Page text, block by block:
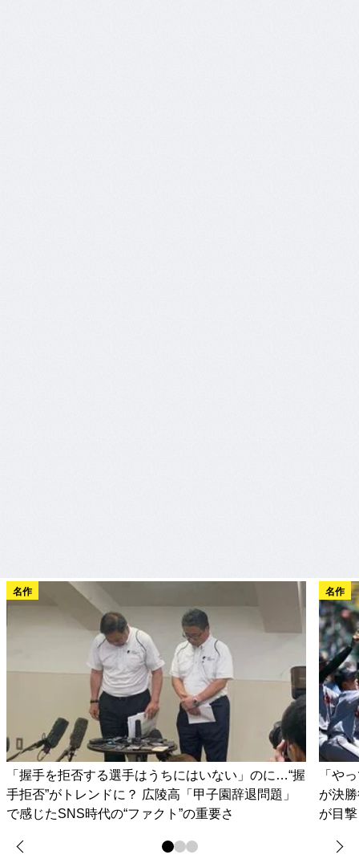
名作
「握手を拒否する選手はうちにはいない」のに…“握
手拒否”がトレンドに？ 広陵高「甲子園辞退問題」
で感じたSNS時代の“ファクト”の重要さ
名作
「や
が決
が目